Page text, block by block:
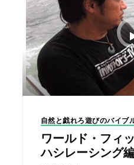
自然と戯れろ遊びのバイブ
ワールド・フィ
ハシレーシング